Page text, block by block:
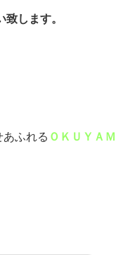
します。
ふれる ＯＫＵＹＡＭ